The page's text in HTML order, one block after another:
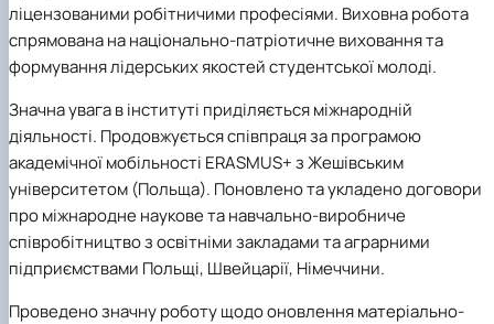
ліцензованими робітничими професіями. Виховна робота
спрямована на національно-патріотичне виховання та
формування лідерських якостей студентської молоді.
Значна увага в інституті приділяється міжнародній
діяльності. Продовжується співпраця за програмою
академічної мобільності ERASMUS+ з Жешівським
університетом (Польща). Поновлено та укладено договори
про міжнародне наукове та навчально-виробниче
співробітництво з освітніми закладами та аграрними
підприємствами Польщі, Швейцарії, Німеччини.
Проведено значну роботу щодо оновлення матеріально-